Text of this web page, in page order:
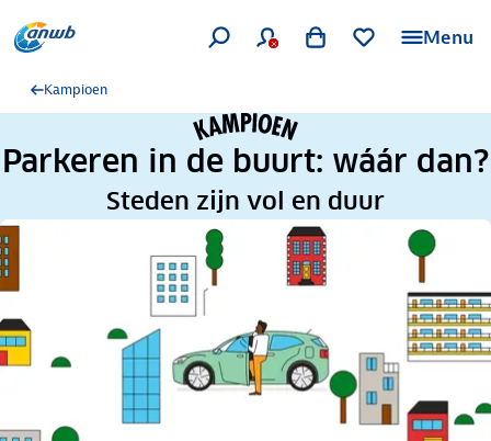
Menu
Kampioen
Parkeren in de buurt: wáár dan?
Steden zijn vol en duur